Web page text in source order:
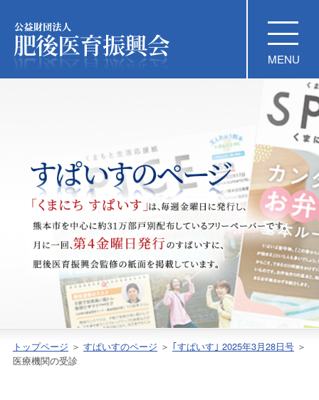
公益財団法人 肥後医育振興
トップページ ＞ すぱいすのページ ＞ ｢すぱいす｣ 2025年3月28日号 ＞
医療機関の受診